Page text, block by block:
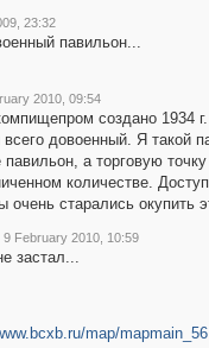
23:32
павильон...
2010, 09:54
создано 1934
всего довоенный. Я такой
а торговую
количестве.
очень старались окупить
9 February 2010, 10:59
застал...
map/